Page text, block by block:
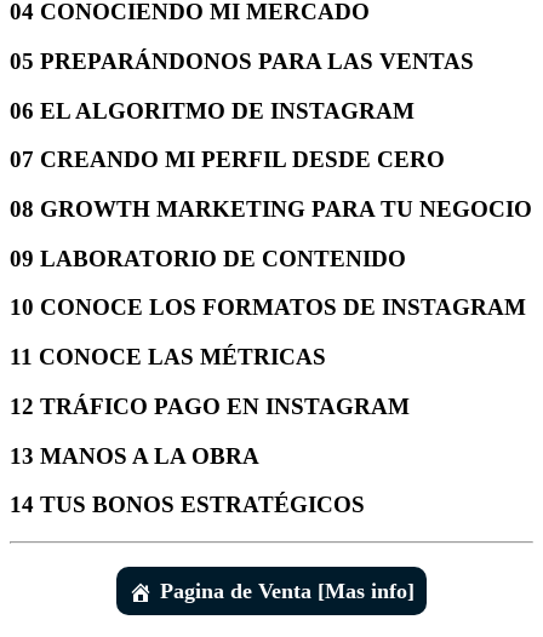
04 CONOCIENDO MI MERCADO
05 PREPARÁNDONOS PARA LAS VENTAS
06 EL ALGORITMO DE INSTAGRAM
07 CREANDO MI PERFIL DESDE CERO
08 GROWTH MARKETING PARA TU NEGOCIO
09 LABORATORIO DE CONTENIDO
10 CONOCE LOS FORMATOS DE INSTAGRAM
11 CONOCE LAS MÉTRICAS
12 TRÁFICO PAGO EN INSTAGRAM
13 MANOS A LA OBRA
14 TUS BONOS ESTRATÉGICOS
Pagina de Venta [Mas info]